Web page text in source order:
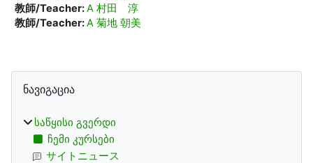
教師/Teacher:A 村田 淳
教師/Teacher:A 菊地 朝美
ბლოკები
ნავიგაცია
საწყისი გვერდი
ჩემი კურსები
サイトニュース